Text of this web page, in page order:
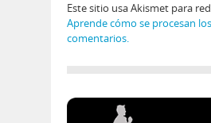
Este sitio usa Akismet para
Aprende cómo se procesan
comentarios.